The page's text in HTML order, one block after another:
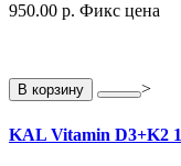
950.00 р. Фикс цена
В корзину >
KAL Vitamin D3+K2